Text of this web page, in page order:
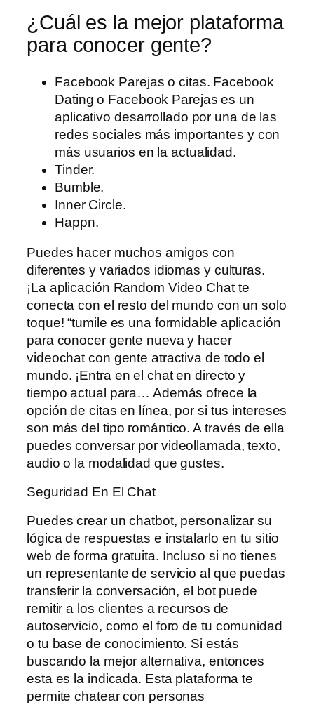
¿Cuál es la mejor plataforma
para conocer gente?
Facebook Parejas o citas. Facebook
Dating o Facebook Parejas es un
aplicativo desarrollado por una de las
redes sociales más importantes y con
más usuarios en la actualidad.
Tinder.
Bumble.
Inner Circle.
Happn.
Puedes hacer muchos amigos con
diferentes y variados idiomas y culturas.
¡La aplicación Random Video Chat te
conecta con el resto del mundo con un solo
toque! “tumile es una formidable aplicación
para conocer gente nueva y hacer
videochat con gente atractiva de todo el
mundo. ¡Entra en el chat en directo y
tiempo actual para… Además ofrece la
opción de citas en línea, por si tus intereses
son más del tipo romántico. A través de ella
puedes conversar por videollamada, texto,
audio o la modalidad que gustes.
Seguridad En El Chat
Puedes crear un chatbot, personalizar su
lógica de respuestas e instalarlo en tu sitio
web de forma gratuita. Incluso si no tienes
un representante de servicio al que puedas
transferir la conversación, el bot puede
remitir a los clientes a recursos de
autoservicio, como el foro de tu comunidad
o tu base de conocimiento. Si estás
buscando la mejor alternativa, entonces
esta es la indicada. Esta plataforma te
permite chatear con personas